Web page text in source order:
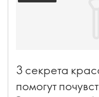
3 секрета
помогут